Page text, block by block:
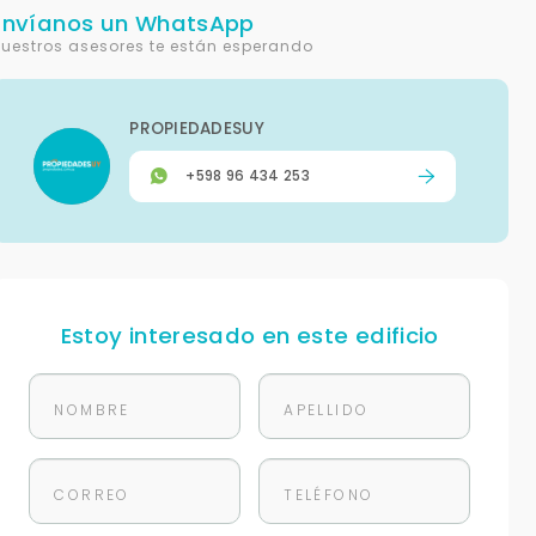
un WhatsApp
asesores te están esperando
PROPIEDADESUY
+598 96 434 253
Estoy interesado en este edificio